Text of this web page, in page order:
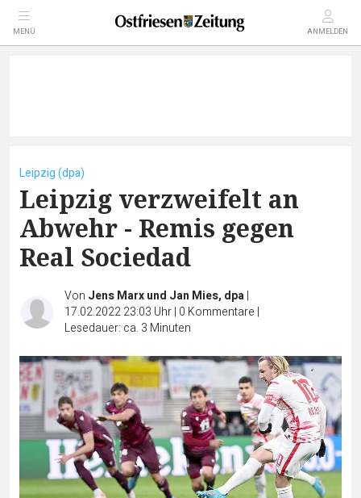
MENÜ ANMELDEN
Leipzig (dpa)
Leipzig verzweifelt an
Abwehr - Remis gegen
Real Sociedad
Von Jens Marx und Jan Mies, dpa|
17.02.2022 23:03 Uhr| 0 Kommentare |
Lesedauer: ca. 3 Minuten